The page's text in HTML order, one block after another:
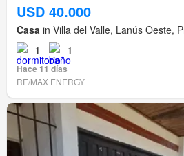
USD 40.000
Casa in Villa del Valle, Lanús Oeste,
1
1
Hace 11 días
RE/MAX ENERGY